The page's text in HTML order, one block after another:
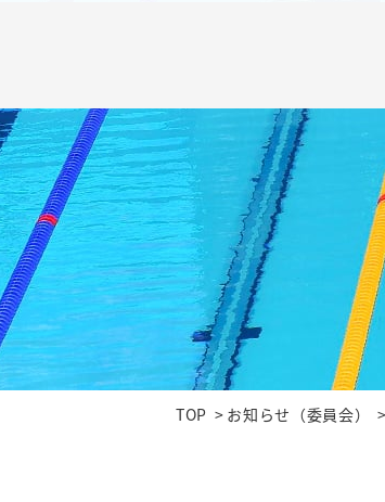
TOP お知らせ（委員会）